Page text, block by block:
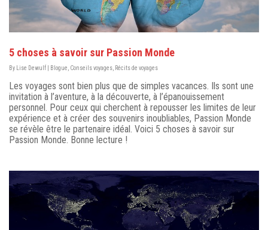
5 choses à savoir sur Passion Monde
By Lise Dewulf Blogue Conseils voyages Récits de voyages
Les voyages sont bien plus que de simples vacances. Ils sont une
invitation à l’aventure, à la découverte, à l’épanouissement
personnel. Pour ceux qui cherchent à repousser les limites de leur
expérience et à créer des souvenirs inoubliables, Passion Monde
se révèle être le partenaire idéal. Voici 5 choses à savoir sur
Passion Monde. Bonne lecture !